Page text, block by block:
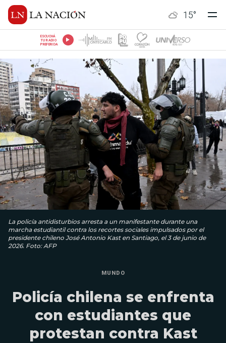
15°
ESCUCHÁ
TU RADIO
PREFERIDA
La policía antidisturbios arresta a un manifestante durante una
marcha estudiantil contra los recortes sociales impulsados ​​por el
presidente chileno José Antonio Kast en Santiago, el 3 de junio de
2026. Foto: AFP
MUNDO
Policía chilena se enfrenta
con estudiantes que
protestan contra Kast